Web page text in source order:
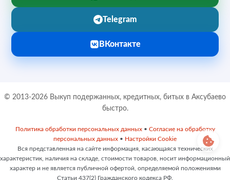
Telegram
ВКонтакте
© 2013-2026 Выкуп подержанных, кредитных, битых в Аксубаево
быстро.
Политика обработки персональных данных• Согласие на обработку
персональных данных • Настройки Cookie
Вся представленная на сайте информация, касающаяся технических
характеристик, наличия на складе, стоимости товаров, носит информационный
характер и не является публичной офертой, определяемой положениями
Статьи 437(2) Гражданского кодекса РФ.